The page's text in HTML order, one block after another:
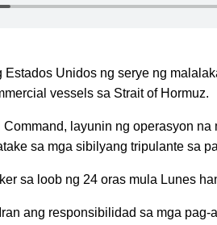
Estados Unidos ng serye ng
vessels sa Strait of Hormuz.
layunin ng operasyon
sa mga sibilyang tripulante sa
sa loob ng 24 oras mula Lunes
ang responsibilidad sa mga